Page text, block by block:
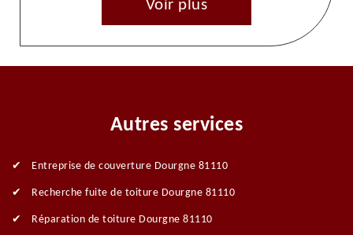
Voir plus
Autres services
Entreprise de couverture Dourgne 81110
Recherche fuite de toiture Dourgne 81110
Réparation de toiture Dourgne 81110